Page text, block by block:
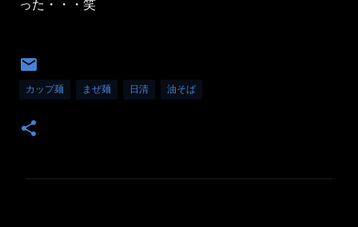
った・・・笑
カップ麺 まぜ麺 日清 油そば